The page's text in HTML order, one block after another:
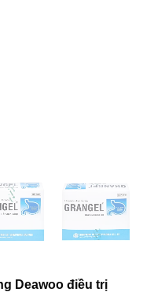
Deawoo điều trị